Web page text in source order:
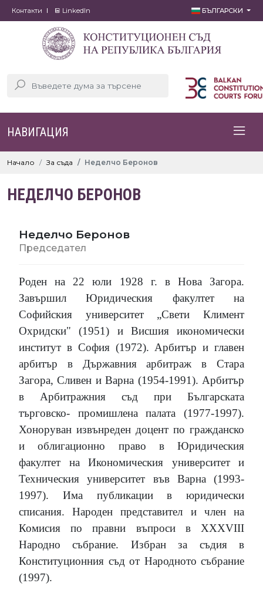
Контакти LinkedIn БЪЛГАРСКИ
НАВИГАЦИЯ
Начало За съда Неделчо Беронов
НЕДЕЛЧО БЕРОНОВ
Неделчо Беронов
Председател
Роден на 22 юли 1928 г. в Нова Загора.
Завършил Юридическия факултет на
Софийския университет „Свети Климент
Охридски" (1951) и Висшия икономически
институт в София (1972). Арбитър и главен
арбитър в Държавния арбитраж в Стара
Загора, Сливен и Варна (1954-1991). Арбитър
в Арбитражния съд при Българската
търговско- промишлена палата (1977-1997).
Хоноруван извънреден доцент по гражданско
и облигационно право в Юридическия
факултет на Икономическия университет и
Техническия университет във Варна (1993-
1997). Има публикации в юридически
списания. Народен представител и член на
Комисия по правни въпроси в XXXVIII
Народно събрание. Избран за съдия в
Конституционния съд от Народното събрание
(1997).